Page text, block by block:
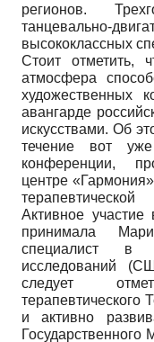
регионов.
танцевально-
высококлассных
Стоит отметить,
атмосфера
художественных
авангарде
искусствами. Об
течение вот уже
конференции,
центре
Активное
принимала
специалист в
исследований
следует
и активно
Государственного